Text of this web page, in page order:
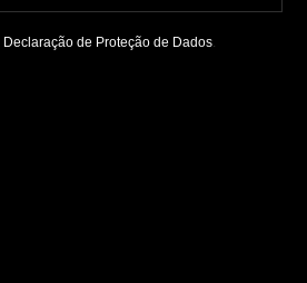
Declaração de Proteção de Dados.